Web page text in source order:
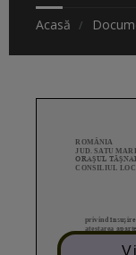
Acasă